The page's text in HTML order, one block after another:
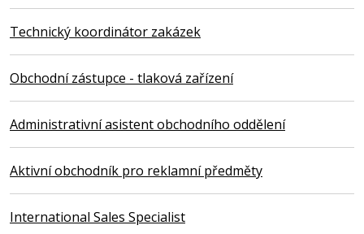
Technický koordinátor zakázek
Obchodní zástupce - tlaková zařízení
Administrativní asistent obchodního oddělení
Aktivní obchodník pro reklamní předměty
International Sales Specialist